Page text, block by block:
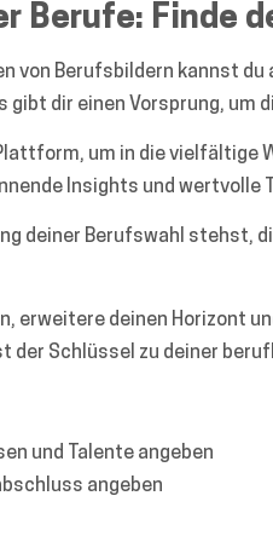
Berufe: Finde
von Berufsbildern kannst
gibt dir einen Vorsprung, um
um in die vielfältige
Insights und wertvolle
deiner Berufswahl stehst,
erweitere deinen Horizont
der Schlüssel zu deiner
und Talente angeben
angeben